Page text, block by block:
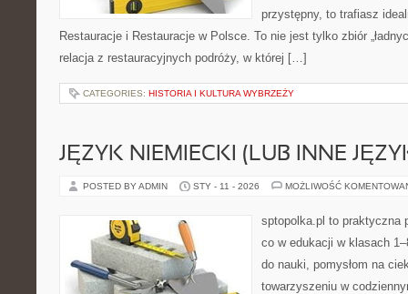
przystępny, to trafiasz
Restauracje i Restauracje w Polsce. To nie jest tylko zbiór
relacja z restauracyjnych podróży, w której […]
CATEGORIES: HISTORIA I KULTURA WYBRZEŻY
JĘZYK NIEMIECKI (LUB INNE
POSTED BY ADMIN STY - 11 - 2026 MOŻLIWOŚĆ
sptopolka.pl to praktyczna
co w edukacji w klasach
do nauki, pomysłom na
towarzyszeniu w